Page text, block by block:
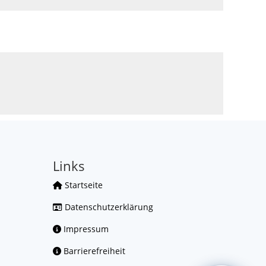
Links
Startseite
Datenschutzerklärung
Impressum
Barrierefreiheit